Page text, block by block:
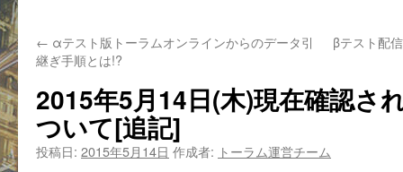
← αテスト版トーラムオンラインからのデータ引
継ぎ手順とは!?
βテスト配
2015年5月14日(木)現在確認さ
ついて[追記]
投稿日: 2015年5月14日 作成者: トーラム運営チーム